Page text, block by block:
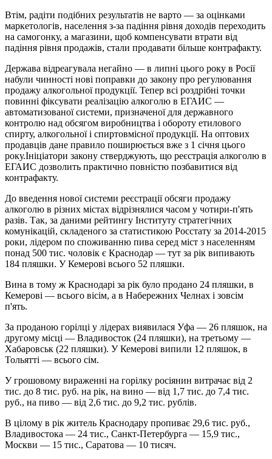
Втім, радіти подібних результатів не варто — за оцінками
маркетологів, населення з-за падіння рівня доходів переходить
на самогонку, а магазини, щоб компенсувати втрати від
падіння рівня продажів, стали продавати більше контрафакту.
Держава відреагувала негайно — в липні цього року в Росії
набули чинності нові поправки до закону про регулювання
продажу алкогольної продукції. Тепер всі роздрібні точки
повинні фіксувати реалізацію алкоголю в ЕГАИС —
автоматизованої системи, призначеної для державного
контролю над обсягом виробництва і обороту етилового
спирту, алкогольної і спиртовмісної продукції. На оптових
продавців дане правило поширюється вже з 1 січня цього
року.Ініціатори закону стверджують, що реєстрація алкоголю в
ЕГАИС дозволить практично повністю позбавитися від
контрафакту.
До введення нової системи реєстрації обсяги продажу
алкоголю в різних містах відрізнялися часом у чотири-п'ять
разів. Так, за даними рейтингу Інституту стратегічних
комунікацій, складеного за статистикою Росстату за 2014-2015
роки, лідером по споживанню пива серед міст з населенням
понад 500 тис. чоловік є Краснодар — тут за рік випивають
184 пляшки. У Кемерові всього 52 пляшки.
Вина в тому ж Краснодарі за рік було продано 24 пляшки, в
Кемерові — всього вісім, а в Набережних Челнах і зовсім
п'ять.
За проданою горілці у лідерах виявилася Уфа — 26 пляшок, на
другому місці — Владивосток (24 пляшки), на третьому —
Хабаровськ (22 пляшки). У Кемерові випили 12 пляшок, в
Тольятті — всього сім.
У грошовому вираженні на горілку росіянин витрачає від 2
тис. до 8 тис. руб. на рік, на вино — від 1,7 тис. до 7,4 тис.
руб., на пиво — від 2,6 тис. до 9,2 тис. рублів.
В цілому в рік житель Краснодару пропиває 29,6 тис. руб.,
Владивостока — 24 тис., Санкт-Петербурга — 15,9 тис.,
Москви — 15 тис., Саратова — 10 тисяч.